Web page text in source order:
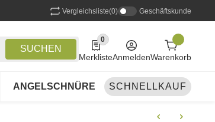
Vergleichsliste(0) Geschäftskunde
SUCHEN
0
0 Produkte in der Liste
MerklisteAnmeldenWarenkorb
ANGELSCHNÜRE ANGELSETS
SCHNELLKAUF